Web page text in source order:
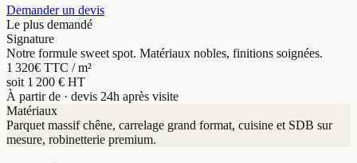
Demander un devis
Le plus demandé
Signature
Notre formule sweet spot. Matériaux nobles, finitions soignées.
1 320€ TTC / m²
soit 1 200 € HT
À partir de · devis 24h après visite
Matériaux
Parquet massif chêne, carrelage grand format, cuisine et SDB sur
mesure, robinetterie premium.